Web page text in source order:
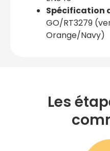
Spécification
GO/RT3279
Orange/Navy)
Les